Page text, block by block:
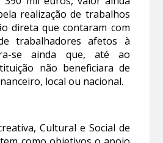
realização de trabalhos
direta que contaram com
trabalhadores afetos à
se ainda que, até ao
não beneficiara de
local ou nacional.
Cultural e Social de